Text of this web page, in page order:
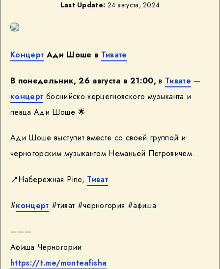
Last Update: 24 августа, 2024
Концерт Ади Шоше в Тивате
В понедельник, 26 августа в 21:00,в Тивате —
концерт боснийско-херцегновского музыканта и
певца Ади Шоше 🌟
Ади Шоше выступит вместе со своей группой и
черногорским музыкантом Неманьей Петровичем.
📍Набережная Pine, Тиват
#концерт #тиват #черногория #афиша
———
Афиша Черногории
https://t.me/monteafisha